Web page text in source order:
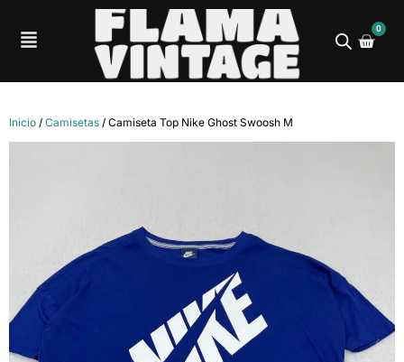
0
Inicio / Camisetas / Camiseta Top Nike Ghost Swoosh M